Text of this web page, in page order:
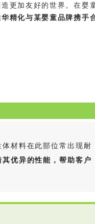
更加友好的世界。在婴
华精化与某婴童品牌携手
体材料在此部位常出现耐
其优异的性能，帮助客户